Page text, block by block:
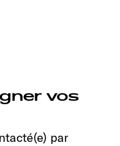
cela
vos
par